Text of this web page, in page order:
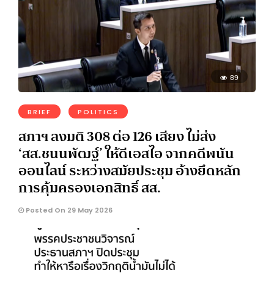
89
BRIEF POLITICS
สภาฯ ลงมติ 308 ต่อ 126 เสียง ไม่ส่ง
‘สส.ชนนพัฒฐ์’ ให้ดีเอสไอ จากคดีพนัน
ออนไลน์ ระหว่างสมัยประชุม อ้างยึดหลัก
การคุ้มครองเอกสิทธิ์ สส.
Posted On 29 May 2026